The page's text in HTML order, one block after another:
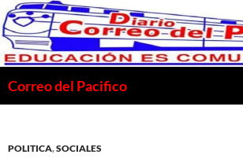
Saltar
al
contenido
Correo del Pacifico
POLITICA,SOCIALES